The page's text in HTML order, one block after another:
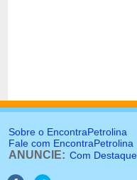
Sobre o EncontraPetrolina
Fale com EncontraPetrolina
ANUNCIE: Com Destaque